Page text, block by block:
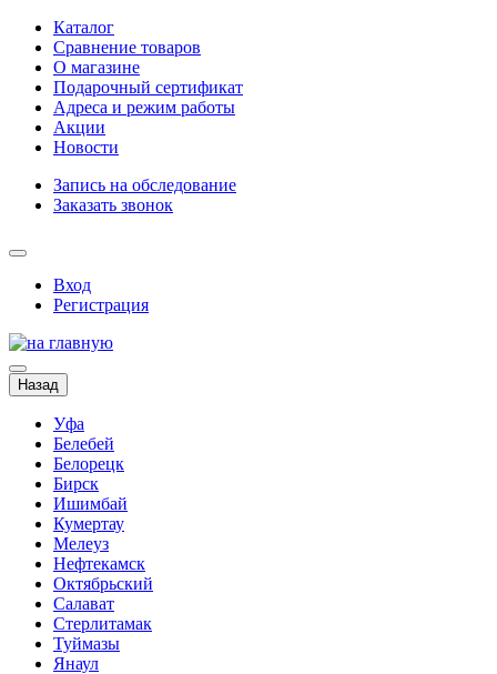
Каталог
Сравнение товаров
О магазине
Подарочный сертификат
Адреса и режим работы
Акции
Новости
Запись на обследование
Заказать звонок
Вход
Регистрация
Назад
Уфа
Белебей
Белорецк
Бирск
Ишимбай
Кумертау
Мелеуз
Нефтекамск
Октябрьский
Салават
Стерлитамак
Туймазы
Янаул